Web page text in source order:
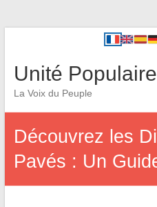
Unité Populaire
La Voix du Peuple
Découvrez les
Pavés : Un